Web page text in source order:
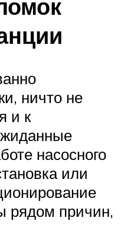
ничто не
и к
насосного
или
рядом причин,